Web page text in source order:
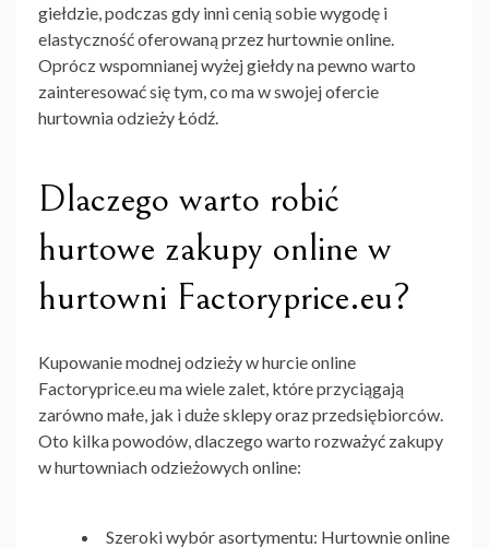
giełdzie, podczas gdy inni cenią sobie wygodę i
elastyczność oferowaną przez hurtownie online.
Oprócz wspomnianej wyżej giełdy na pewno warto
zainteresować się tym, co ma w swojej ofercie
hurtownia odzieży Łódź.
Dlaczego warto robić
hurtowe zakupy online w
hurtowni Factoryprice.eu?
Kupowanie modnej odzieżyw hurcie online
Factoryprice.euma wiele zalet, które przyciągają
zarówno małe, jak i duże sklepy oraz przedsiębiorców.
Oto kilka powodów, dlaczego warto rozważyć zakupy
w hurtowniach odzieżowych online:
Szeroki wybór asortymentu: Hurtownie online